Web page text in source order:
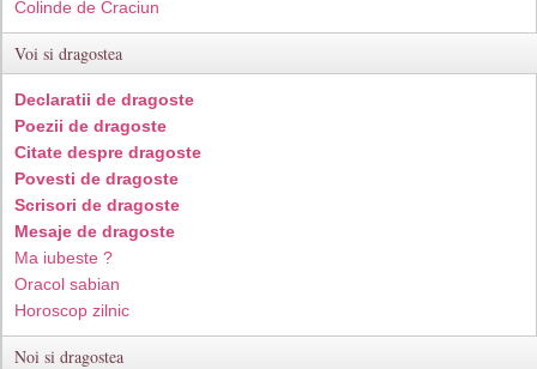
Colinde de Craciun
Voi si dragostea
Declaratii de dragoste
Poezii de dragoste
Citate despre dragoste
Povesti de dragoste
Scrisori de dragoste
Mesaje de dragoste
Ma iubeste ?
Oracol sabian
Horoscop zilnic
Noi si dragostea